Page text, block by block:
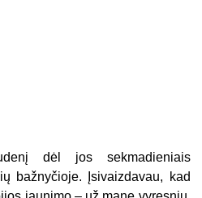
dėl jos sekmadieniais
bažnyčioje. Įsivaizdavau, kad